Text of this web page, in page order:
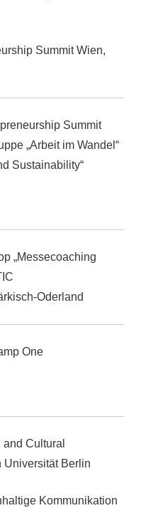
Summit Wien,
Summit
„Arbeit im Wandel“
Sustainability“
„Messecoaching
Oderland
One
Cultural
Universität Berlin
Kommunikation